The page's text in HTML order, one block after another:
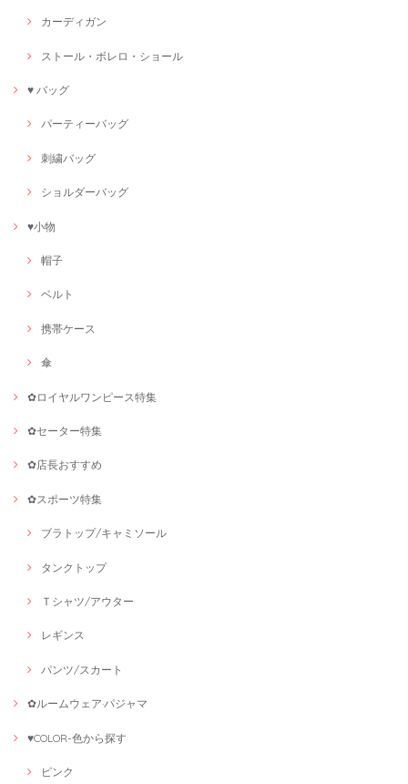
カーディガン
ストール・ボレロ・ショール
♥ バッグ
パーティーバッグ
刺繍バッグ
ショルダーバッグ
♥小物
帽子
ベルト
携帯ケース
傘
✿ロイヤルワンピース特集
✿セーター特集
✿店長おすすめ
✿スポーツ特集
ブラトップ/キャミソール
タンクトップ
Ｔシャツ/アウター
レギンス
パンツ/スカート
✿ルームウェア·パジャマ
♥COLOR-色から探す
ピンク